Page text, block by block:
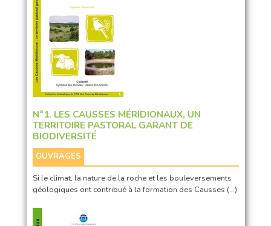
N°1. LES CAUSSES MÉRIDIONAUX, UN
TERRITOIRE PASTORAL GARANT DE
BIODIVERSITÉ
OUVRAGES
Si le climat, la nature de la roche et les bouleversements
géologiques ont contribué à la formation des Causses (…)